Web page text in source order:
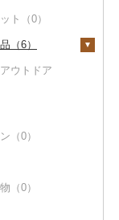
）
（0）
0）
（2）
（0）
ーク）
ト（0）
（6）
ンテリア
0）
鑑（0）
ップ（0）
品（0）
ウトドア
（0）
（0）